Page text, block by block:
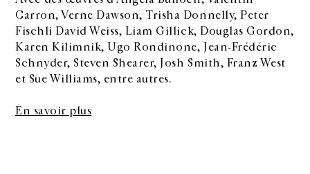
Carron, Verne Dawson, Trisha Donnelly, Peter
Fischli David Weiss, Liam Gillick, Douglas Gordon,
Karen Kilimnik, Ugo Rondinone, Jean-Frédéric
Schnyder, Steven Shearer, Josh Smith, Franz West
et Sue Williams, entre autres.
En savoir plus